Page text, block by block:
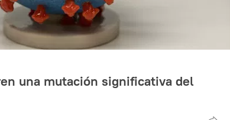
una mutación significativa del